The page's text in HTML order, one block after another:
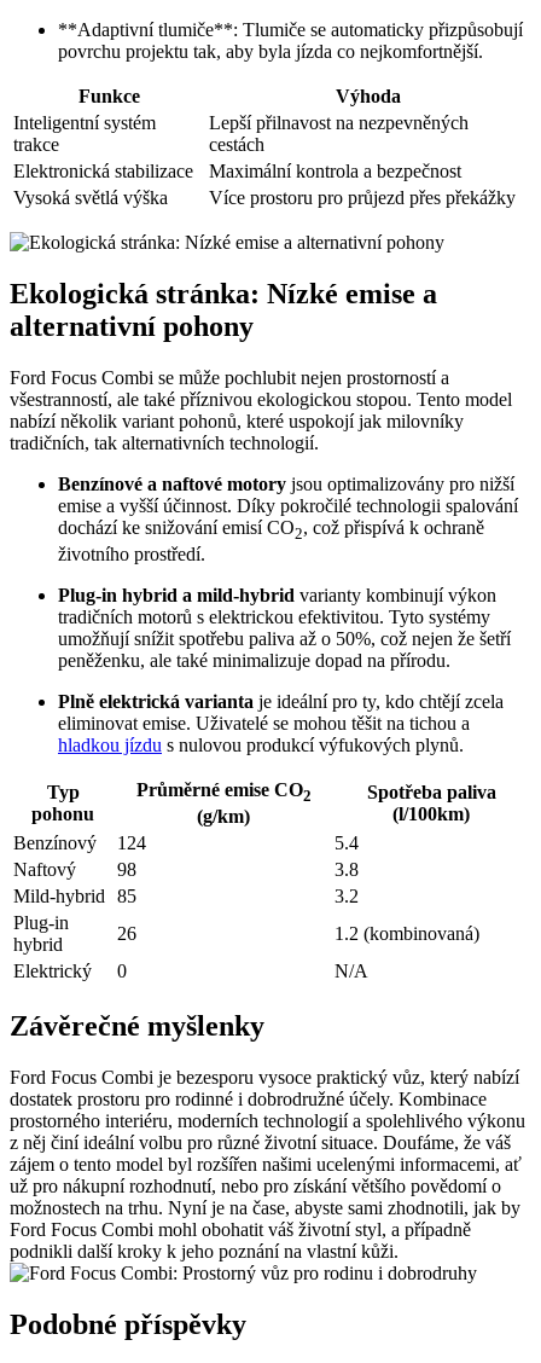
**Adaptivní tlumiče**: Tlumiče se automaticky přizpůsobují
povrchu projektu tak, aby byla jízda co nejkomfortnější.
Funkce
Výhoda
Inteligentní systém
trakce
Lepší přilnavost na nezpevněných
cestách
Elektronická stabilizace
Maximální kontrola a bezpečnost
Vysoká světlá výška
Více prostoru pro průjezd přes překážky
Ekologická stránka: Nízké emise a
alternativní pohony
Ford Focus Combi se může pochlubit nejen prostorností a
všestranností, ale také příznivou ekologickou stopou. Tento model
nabízí několik variant pohonů, které uspokojí jak milovníky
tradičních, tak alternativních technologií.
Benzínové a naftové motory jsou optimalizovány pro nižší
emise a vyšší účinnost. Díky pokročilé technologii spalování
dochází ke snižování emisí CO2, což přispívá k ochraně
životního prostředí.
Plug-in hybrid a mild-hybrid varianty kombinují výkon
tradičních motorů s elektrickou efektivitou. Tyto systémy
umožňují snížit spotřebu paliva až o 50%, což nejen že šetří
peněženku, ale také minimalizuje dopad na přírodu.
Plně elektrická varianta je ideální pro ty, kdo chtějí zcela
eliminovat emise. Uživatelé se mohou těšit na tichou a
hladkou jízdu s nulovou produkcí výfukových plynů.
Typ
pohonu
Průměrné emise CO2
(g/km)
Spotřeba paliva
(l/100km)
Benzínový
124
5.4
Naftový
98
3.8
Mild-hybrid
85
3.2
Plug-in
hybrid
26
1.2 (kombinovaná)
Elektrický
0 N/A
Závěrečné myšlenky
Ford Focus Combi je bezesporu vysoce praktický vůz, který nabízí
dostatek prostoru pro rodinné i dobrodružné účely. Kombinace
prostorného interiéru, moderních technologií a spolehlivého výkonu
z něj činí ideální volbu pro různé životní situace. Doufáme, že váš
zájem o tento model byl rozšířen našimi ucelenými informacemi, ať
už pro nákupní rozhodnutí, nebo pro získání většího povědomí o
možnostech na trhu. Nyní je na čase, abyste sami zhodnotili, jak by
Ford Focus Combi mohl obohatit váš životní styl, a případně
podnikli další kroky k jeho poznání na vlastní kůži.
Podobné příspěvky